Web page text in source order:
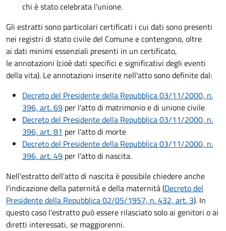
chi è stato celebrata l'unione.
Gli estratti sono particolari certificati i cui dati sono presenti
nei registri di stato civile del Comune e contengono, oltre
ai dati minimi essenziali presenti in un certificato,
le annotazioni (cioè dati specifici e significativi degli eventi
della vita). Le annotazioni inserite nell'atto sono definite dal:
Decreto del Presidente della Repubblica 03/11/2000, n.
396, art. 69 per l'atto di matrimonio e di unione civile
Decreto del Presidente della Repubblica 03/11/2000, n.
396, art. 81 per l'atto di morte
Decreto del Presidente della Repubblica 03/11/2000, n.
396, art. 49 per l'atto di nascita.
Nell'estratto dell'atto di nascita è possibile chiedere anche
l'indicazione della paternità e della maternità (Decreto del
Presidente della Repubblica 02/05/1957, n. 432, art. 3). In
questo caso l'estratto può essere rilasciato solo ai genitori o ai
diretti interessati, se maggiorenni.